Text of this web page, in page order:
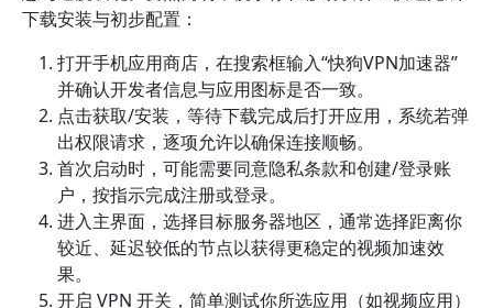
下载安装与初步配置：
打开手机应用商店，在搜索框输入“快狗VPN加速器”
并确认开发者信息与应用图标是否一致。
点击获取/安装，等待下载完成后打开应用，系统若弹
出权限请求，逐项允许以确保连接顺畅。
首次启动时，可能需要同意隐私条款和创建/登录账
户，按指示完成注册或登录。
进入主界面，选择目标服务器地区，通常选择距离你
较近、延迟较低的节点以获得更稳定的视频加速效
果。
开启 VPN 开关，简单测试你所选应用（如视频应用）